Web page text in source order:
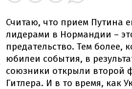
Считаю, что прием Путина
лидерами в Нормандии –
предательство. Тем более,
юбилеи события, в
союзники открыли второй
Гитлера. И в то время, как